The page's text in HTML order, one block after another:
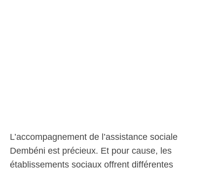
L’accompagnement de l’assistance sociale
Dembéni est précieux. Et pour cause, les
établissements sociaux offrent différentes